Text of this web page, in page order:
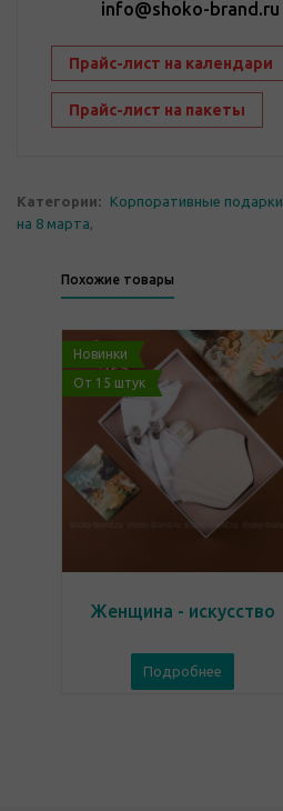
info@shoko-brand.ru
Прайс-лист на календари
Прайс-лист на пакеты
Категории: Корпоративные подарки
на 8 марта,
Похожие товары
Новинки
От 15 штук
Женщина - искусство
Подробнее